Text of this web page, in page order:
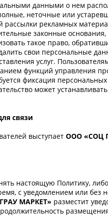
данными о нем
неточные или
рассылки рекламных
законные
такое право,
свои персональные
услуг.
функций управления
фиксация
может
связи
выступает ООО «СОЦ
настоящую Политику,
с уведомлением или без
МАРКЕТ» разместит